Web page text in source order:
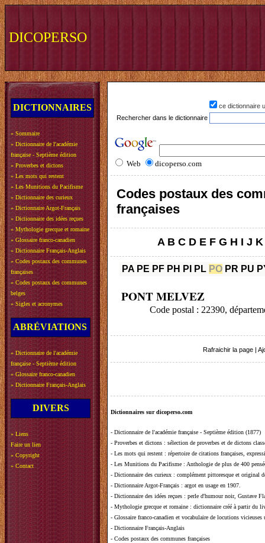
DICOPERSO
DICTIONNAIRES
» Sommaire
» Dictionnaire de l'académie
française - Septième édition
» Proverbes et dictons
» Les mots qui restent
» Les Munitions du Pacifisme
» Dictionnaire des curieux
» Dictionnaire Argot-Français
» Dictionnaire des idées reçues
» Mythologie grecque et romaine
» Glossaire franco-canadien
» Dictionnaire Français-Anglais
» Codes postaux des communes
françaises
» Codes postaux des communes
belges
» Sigles et acronymes
ABRÉVIATIONS
» Dictionnaire de l'académie
française - Septième édition
» Glossaire franco-canadien
» Dictionnaire Français-Anglais
DIVERS
» Liens
Faire un lien
» Copyright
» Contact
ce dictionnaire
Rechercher dans le dictionnaire
Web dicoperso.com
Codes postaux des
françaises
A B C D E F G H I J K
PA PE PF PH PI PL PO PR PU
PONT MELVEZ
Code postal : 22390,
Rafraichir la page
Dictionnaires sur dicoperso.com
- Dictionnaire de l'académie française - Septième édition (1877)
- Proverbes et dictons : sélection de proverbes et de dictons
- Les mots qui restent : répertoire de citations françaises,
- Les Munitions du Pacifisme : Anthologie de plus de 400
- Dictionnaire des curieux : complément pittoresque et original
- Dictionnaire Argot-Français : argot en usage en 1907.
- Dictionnaire des idées reçues : perle d'humour noir, Gustave
- Mythologie grecque et romaine : dictionnaire créé à partir du
- Glossaire franco-canadien et vocabulaire de locutions vicieuses
- Dictionnaire Français-Anglais
- Codes postaux des communes françaises